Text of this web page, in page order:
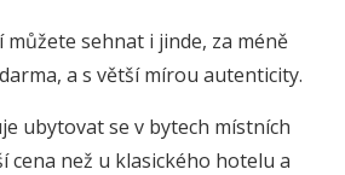
sehnat i jinde, za méně
a s větší mírou autenticity.
ubytovat se v bytech místních
cena než u klasického hotelu a